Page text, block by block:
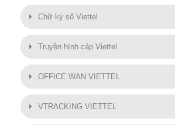
Chữ ký số Viettel
Truyền hình cáp Viettel
OFFICE WAN VIETTEL
VTRACKING VIETTEL